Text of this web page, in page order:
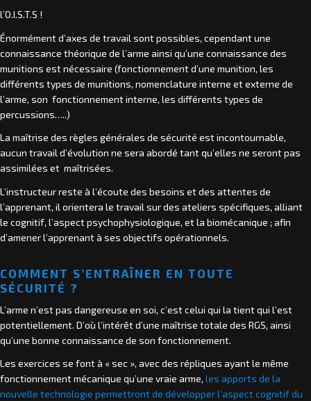
l’O.I.S.T.S !
Énormément d’axes de travail sont possibles, cependant une
connaissance théorique de l’arme ainsi qu’une connaissance des
munitions est nécessaire (fonctionnement d’une munition, les
différents types de munitions, nomenclature interne et externe de
l’arme, son fonctionnement interne, les différents types de
percussions…..)
La maîtrise des règles générales de sécurité est incontournable,
aucun travail d’évolution ne sera abordé tant qu’elles ne seront pas
assimilées et maîtrisées.
L’instructeur reste à l’écoute des besoins et des attentes de
l’apprenant, il orientera le travail sur des ateliers spécifiques, alliant
le cognitif, l’aspect psychophysiologique, et la biomécanique ; afin
d’amener l’apprenant à ses objectifs opérationnels.
COMMENT S’ENTRAÎNER EN TOUTE
SÉCURITÉ ?
L’arme n’est pas dangereuse en soi, c’est celui qui la tient qui l’est
potentiellement. D’où l’intérêt d’une maîtrise totale des RGS, ainsi
qu’une bonne connaissance de son fonctionnement.
Les exercices se font à « sec », avec des répliques ayant le même
fonctionnement mécanique qu’une vraie arme, les apports de la
nouvelle technologie permettront de développer l’aspect cognitif du